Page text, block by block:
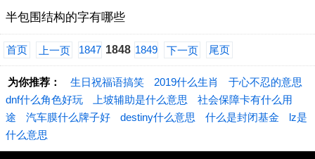
半包围结构的字有哪些
首页 上一页 1847 1848 1849 下一页 尾页
为你推荐： 生日祝福语搞笑 2019什么生肖
于心不忍的意思
dnf什么角色好玩
上坡辅助是什么意思
社会保障卡有什么用
途
汽车膜什么牌子好 destiny什么意思 什么是封闭基金
lz是
什么意思